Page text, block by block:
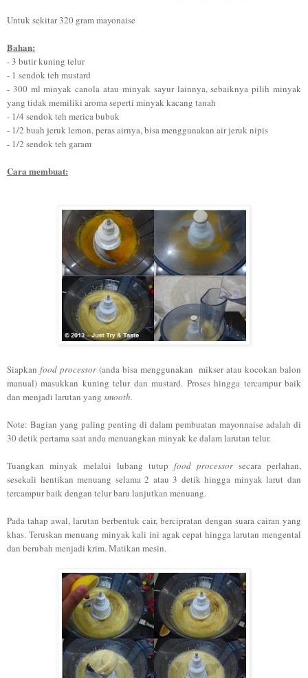
Untuk sekitar 320 gram mayonaise
Bahan:
- 3 butir kuning telur
- 1 sendok teh mustard
- 300 ml minyak canola atau minyak sayur lainnya,sebaiknya pilih minyak
yang tidak memiliki aroma seperti minyak kacang tanah
- 1/4 sendok teh merica bubuk
- 1/2 buah jeruk lemon, peras airnya, bisa menggunakan air jeruk nipis
- 1/2 sendok teh garam
Cara membuat:
Siapkan food processor(anda bisa menggunakan mikser atau kocokan balon
manual)masukkan kuning telur dan mustard. Proses hingga tercampur baik
dan menjadi larutan yang smooth.
Note: Bagian yang paling penting di dalam pembuatan mayonnaise adalah di
30 detik pertama saat anda menuangkan minyak ke dalam larutan telur.
Tuangkan minyak melalui lubang tutup food processorsecara perlahan,
sesekali hentikan menuang selama 2 atau 3 detik hingga minyak larut dan
tercampur baik dengan telur baru lanjutkan menuang.
Pada tahap awal, larutan berbentuk cair, bercipratan dengan suara cairan yang
khas. Teruskan menuang minyak kali ini agak cepat hingga larutan mengental
dan berubah menjadi krim. Matikan mesin.